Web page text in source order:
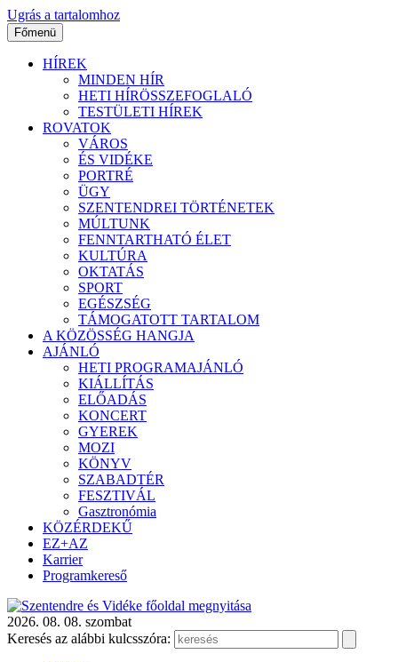
Ugrás a tartalomhoz
Főmenü
HÍREK
MINDEN HÍR
HETI HÍRÖSSZEFOGLALÓ
TESTÜLETI HÍREK
ROVATOK
VÁROS
ÉS VIDÉKE
PORTRÉ
ÜGY
SZENTENDREI TÖRTÉNETEK
MÚLTUNK
FENNTARTHATÓ ÉLET
KULTÚRA
OKTATÁS
SPORT
EGÉSZSÉG
TÁMOGATOTT TARTALOM
A KÖZÖSSÉG HANGJA
AJÁNLÓ
HETI PROGRAMAJÁNLÓ
KIÁLLÍTÁS
ELŐADÁS
KONCERT
GYEREK
MOZI
KÖNYV
SZABADTÉR
FESZTIVÁL
Gasztronómia
KÖZÉRDEKŰ
EZ+AZ
Karrier
Programkereső
2026. 08. 08. szombat
Keresés az alábbi kulcsszóra: